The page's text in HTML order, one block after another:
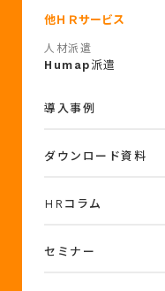
他ＨＲサービス
人材派遣
Humap 派遣
導入事例
ダウンロード資料
HRコラム
セミナー